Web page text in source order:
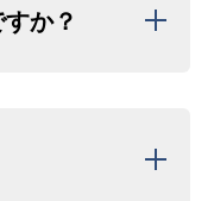
か？